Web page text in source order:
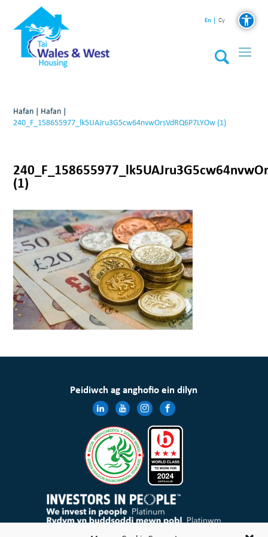
En Cy
Hafan | Hafan |
240_F_158655977_lk5UAJru3G5cw64nvwOrsVdRQ6P7LYOw (1)
(1)
Peidiwch ag anghofio ein dilyn
Mae Cymdeithas Tai Wales & West Cyfyngedig wedi’i chofrestru yng Nghymru a Lloegr gyda rheolau elusennol